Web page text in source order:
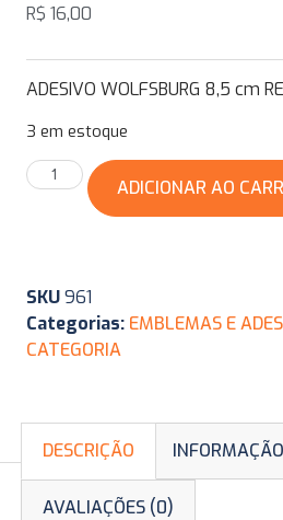
R$ 16,00
ADESIVO WOLFSBURG 8,5 cm
3 em estoque
ADICIONAR AO
SKU961
Categorias: EMBLEMAS E
CATEGORIA
DESCRIÇÃO
AVALIAÇÕES (0)